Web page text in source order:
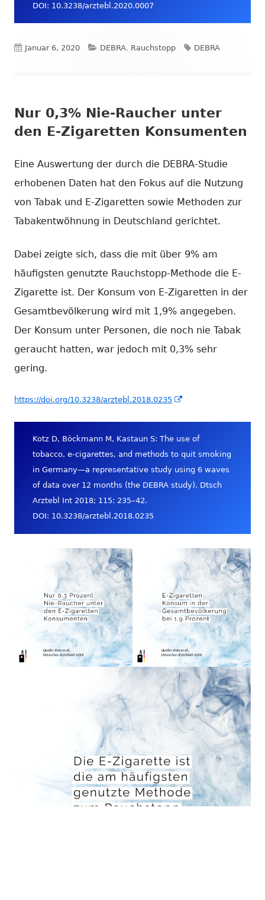
DOI: 10.3238/arztebl.2020.0007
Veröffentlicht
Januar 6, 2020 Kategorien
DEBRA, Rauchstopp Schlagwörter
DEBRA
Nur 0,3% Nie-Raucher unter
den E-Zigaretten Konsumenten
Eine Auswertung der durch die DEBRA-Studie
erhobenen Daten hat den Fokus auf die Nutzung
von Tabak und E-Zigaretten sowie Methoden zur
Tabakentwöhnung in Deutschland gerichtet.
Dabei zeigte sich, dass die mit über 9% am
häufigsten genutzte Rauchstopp-Methode die E-
Zigarette ist. Der Konsum von E-Zigaretten in der
Gesamtbevölkerung wird mit 1,9% angegeben.
Der Konsum unter Personen, die noch nie Tabak
geraucht hatten, war jedoch mit 0,3% sehr
gering.
https://doi.org/10.3238/arztebl.2018.0235
Kotz D, Böckmann M, Kastaun S: The use of
tobacco, e-cigarettes, and methods to quit smoking
in Germany—a representative study using 6 waves
of data over 12 months (the DEBRA study). Dtsch
Arztebl Int 2018; 115: 235–42.
DOI: 10.3238/arztebl.2018.0235